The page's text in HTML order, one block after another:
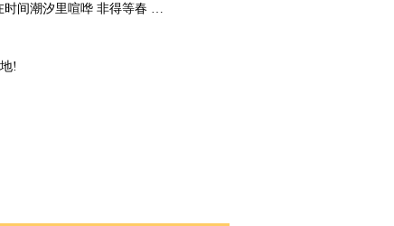
间潮汐里喧哗 非得等春 …
!